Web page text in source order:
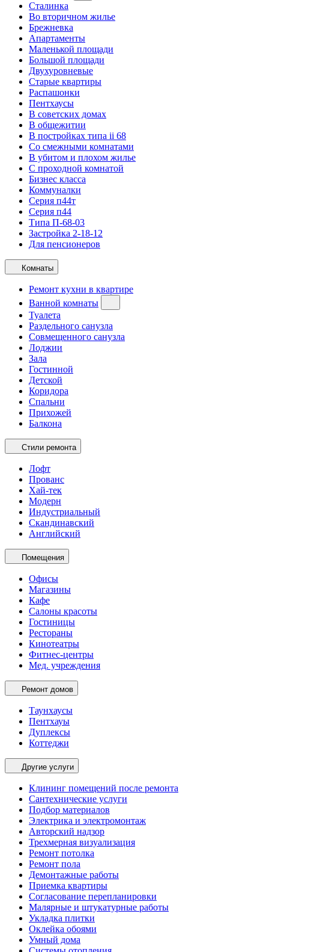
Сталинка
Во вторичном жилье
Брежневка
Апартаменты
Маленькой площади
Большой площади
Двухуровневые
Старые квартиры
Распашонки
Пентхаусы
В советских домах
В общежитии
В постройках типа ii 68
Со смежными комнатами
В убитом и плохом жилье
С проходной комнатой
Бизнес класса
Коммуналки
Серия п44т
Серия п44
Типа П-68-03
Застройка 2-18-12
Для пенсионеров
Комнаты
Ремонт кухни в квартире
Ванной комнаты
Туалета
Раздельного санузла
Совмещенного санузла
Лоджии
Зала
Гостинной
Детской
Коридора
Спальни
Прихожей
Балкона
Стили ремонта
Лофт
Прованс
Хай-тек
Модерн
Индустриальный
Скандинавский
Английский
Помещения
Офисы
Магазины
Кафе
Салоны красоты
Гостиницы
Рестораны
Кинотеатры
Фитнес-центры
Мед. учреждения
Ремонт домов
Таунхаусы
Пентхауы
Дуплексы
Коттеджи
Другие услуги
Клининг помещений после ремонта
Сантехнические услуги
Подбор материалов
Электрика и электромонтаж
Авторский надзор
Трехмерная визуализация
Ремонт потолка
Ремонт пола
Демонтажные работы
Приемка квартиры
Согласование перепланировки
Малярные и штукатурные работы
Укладка плитки
Оклейка обоями
Умный дома